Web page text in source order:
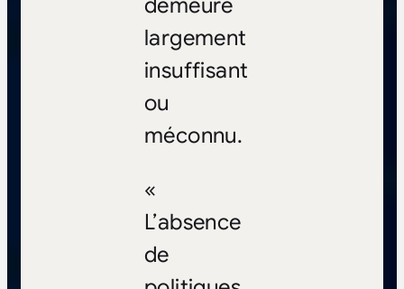
largement
insuffisant
ou
méconnu.
«
L’absence
de